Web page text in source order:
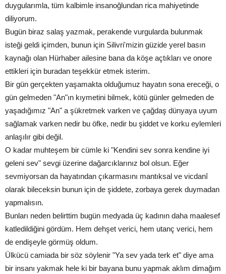
duygularımla, tüm kalbimle insanoğlundan rica mahiyetinde
diliyorum.
Bugün biraz salaş yazmak, perakende vurgularda bulunmak
isteği geldi içimden, bunun için Silivri'mizin güzide yerel basın
kaynağı olan Hürhaber ailesine bana da köşe açtıkları ve onore
ettikleri için buradan teşekkür etmek isterim.
Bir gün gerçekten yaşamakta olduğumuz hayatın sona ereceği, o
gün gelmeden "An"ın kıymetini bilmek, kötü günler gelmeden de
yaşadığımız "An" a şükretmek varken ve çağdaş dünyaya uyum
sağlamak varken nedir bu öfke, nedir bu şiddet ve korku eylemleri
anlaşılır gibi değil.
O kadar muhteşem bir cümle ki "Kendini sev sonra kendine iyi
geleni sev" sevgi üzerine dağarcıklarınız bol olsun. Eğer
sevmiyorsan da hayatından çıkarmasını mantıksal ve vicdanî
olarak bileceksin bunun için de şiddete, zorbaya gerek duymadan
yapmalısın.
Bunları neden belirttim bugün medyada üç kadının daha maalesef
katledildiğini gördüm. Hem dehşet verici, hem utanç verici, hem
de endişeyle görmüş oldum.
Ülkücü camiada bir söz söylenir "Ya sev yada terk et" diye ama
bir insanı yakmak hele ki bir bayana bunu yapmak aklım dimağım